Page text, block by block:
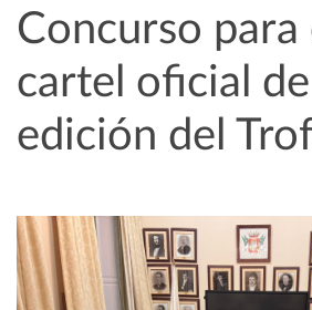
Concurso para
cartel oficial
edición del